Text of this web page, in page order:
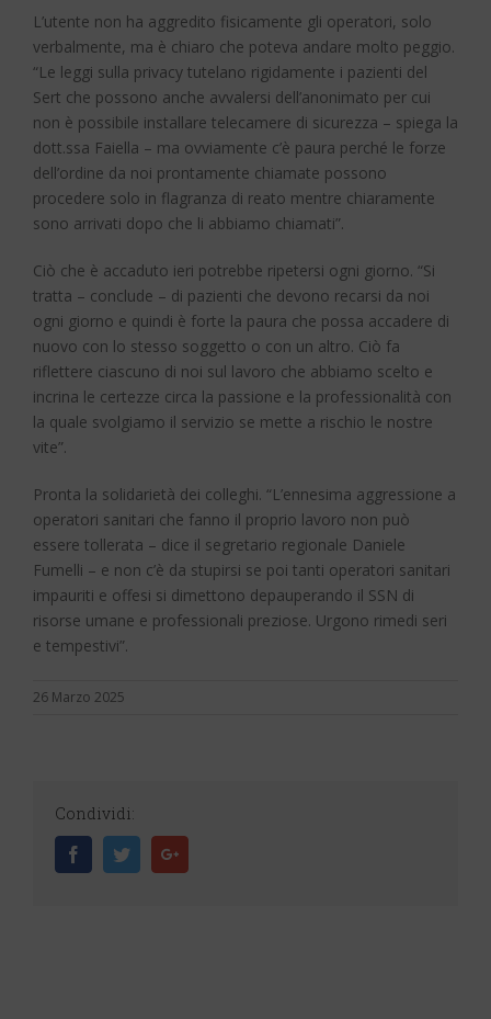
L’utente non ha aggredito fisicamente gli operatori, solo
verbalmente, ma è chiaro che poteva andare molto peggio.
“Le leggi sulla privacy tutelano rigidamente i pazienti del
Sert che possono anche avvalersi dell’anonimato per cui
non è possibile installare telecamere di sicurezza – spiega la
dott.ssa Faiella – ma ovviamente c’è paura perché le forze
dell’ordine da noi prontamente chiamate possono
procedere solo in flagranza di reato mentre chiaramente
sono arrivati dopo che li abbiamo chiamati”.
Ciò che è accaduto ieri potrebbe ripetersi ogni giorno. “Si
tratta – conclude – di pazienti che devono recarsi da noi
ogni giorno e quindi è forte la paura che possa accadere di
nuovo con lo stesso soggetto o con un altro. Ciò fa
riflettere ciascuno di noi sul lavoro che abbiamo scelto e
incrina le certezze circa la passione e la professionalità con
la quale svolgiamo il servizio se mette a rischio le nostre
vite”.
Pronta la solidarietà dei colleghi. “L’ennesima aggressione a
operatori sanitari che fanno il proprio lavoro non può
essere tollerata – dice il segretario regionale Daniele
Fumelli – e non c’è da stupirsi se poi tanti operatori sanitari
impauriti e offesi si dimettono depauperando il SSN di
risorse umane e professionali preziose. Urgono rimedi seri
e tempestivi”.
26 Marzo 2025
Condividi:
FacebookTwitterGoogle+